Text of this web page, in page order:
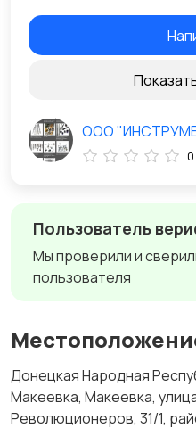
Пользователь
Мы проверили и
пользователя
Донецкая Народная
Макеевка, Макеевка,
Революционеров, 31/1,
ООО